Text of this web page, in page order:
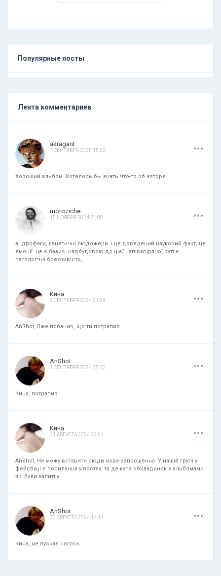
Популярные посты
Лента комментариев
akragant
7 СЕНТЯБРЯ 2025 15:22 ...
Хороший альбом. Хотелось бы знать что-то об авторе.
moroziche
15 НОЯБРЯ 2024 21:08 ...
андрофаги, генетичні людожери. і це доведений науковий факт, не
емоції. це є базис. надбудовою до цієї напівзвірячої суті є
патологчні брехливість,
Кина
9 СЕНТЯБРЯ 2024 21:04 ...
AnShot, Вже побачив, що ти потрапив
AnShot
1 СЕНТЯБРЯ 2024 08:13 ...
Кина, потрапив.!
Кина
31 АВГУСТА 2024 23:24 ...
AnShot, Не можу вставити сюди нове запрошення. У нашій групі у
фейсбуці є посилання у постах, та де купа обкладинок з альбомами
які були залиті у
AnShot
30 АВГУСТА 2024 14:11 ...
Кина, не пускає чогось